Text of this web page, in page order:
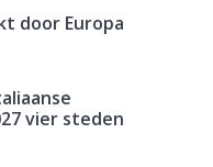
door Europa
vier steden